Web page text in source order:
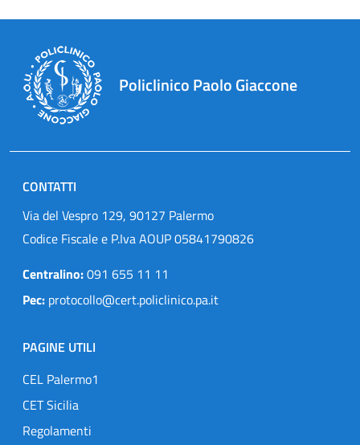
Policlinico Paolo Giaccone
CONTATTI
Via del Vespro 129, 90127 Palermo
Codice Fiscale e P.Iva AOUP 05841790826
Centralino:091 655 11 11
Pec: protocollo@cert.policlinico.pa.it
PAGINE UTILI
CEL Palermo1
CET Sicilia
Regolamenti